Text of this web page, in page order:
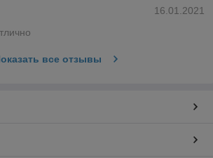
16.01.2021
все отзывы